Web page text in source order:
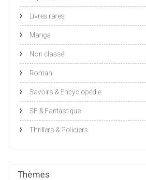
Livres rares
Manga
Non classé
Roman
Savoirs & Encyclopédie
SF & Fantastique
Thrillers & Policiers
Thèmes